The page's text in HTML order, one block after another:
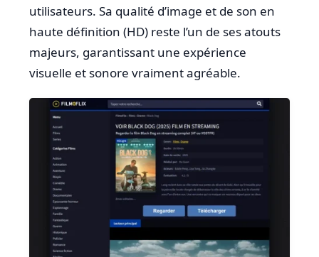
utilisateurs. Sa qualité d’image et de son en
haute définition (HD) reste l’un de ses atouts
majeurs, garantissant une expérience
visuelle et sonore vraiment agréable.